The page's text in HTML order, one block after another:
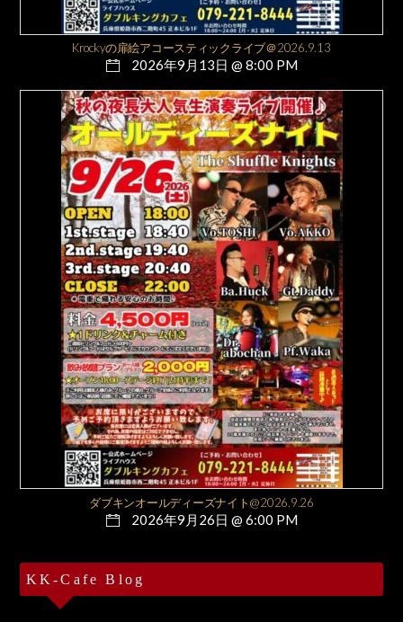
Krockyの扉絵アコースティックライブ＠2026.9.13
2026年9月13日 @ 8:00 PM
ダブキンオールディーズナイト@2026.9.26
2026年9月26日 @ 6:00 PM
KK-Cafe Blog